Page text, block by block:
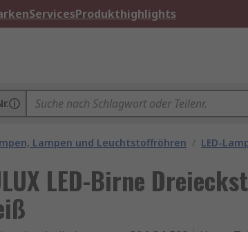
ServicesProdukthighlights
Lampen und Leuchtstoffröhren / LED-
LED-Birne